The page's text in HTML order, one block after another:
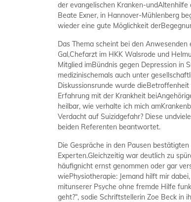
der evangelischen Kranken-undAltenhilfe
Beate Exner, in Hannover-Mühlenberg
wieder eine gute Möglichkeit
Das Thema scheint bei den
Gal,Chefarzt im HKK Walsrode und
Mitglied imBündnis gegen Depression in
medizinischemals auch unter
Diskussionsrunde wurde
Erfahrung mit der Krankheit
heilbar, wie verhalte ich mich
Verdacht auf Suizidgefahr? Diese
beiden Referenten beantwortet.
Die Gespräche in den Pausen
Experten.Gleichzeitig war deutlich zu
häufignicht ernst genommen oder gar
wiePhysiotherapie: Jemand hilft mir
mitunserer Psyche ohne fremde Hilfe
geht?“, sodie Schriftstellerin Zoe Beck in